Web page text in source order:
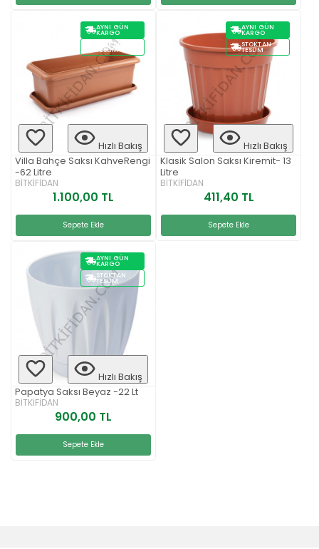
AYNI GÜN
KARGO
STOKTAN
TESLIM
Hızlı Bakış
Villa Bahçe Saksı KahveRengi
-62 Litre
BİTKİFİDAN
1.100,00 TL
Sepete Ekle
AYNI GÜN
KARGO
STOKTAN
TESLIM
Hızlı Bakış
Klasik Salon Saksı Kiremit- 13
Litre
BİTKİFİDAN
411,40 TL
Sepete Ekle
AYNI GÜN
KARGO
STOKTAN
TESLIM
Hızlı Bakış
Papatya Saksı Beyaz -22 Lt
BİTKİFİDAN
900,00 TL
Sepete Ekle